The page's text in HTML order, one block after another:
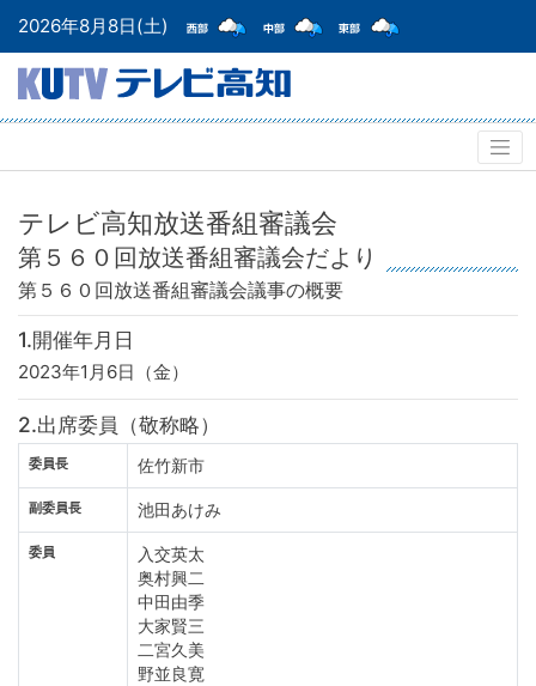
2026年8月8日(土)
テレビ高知放送番組審議会
第５６０回放送番組審議会だより
第５６０回放送番組審議会議事の概要
1.開催年月日
2023年1月6日（金）
2.出席委員（敬称略）
委員長 佐竹新市
副委員長 池田あけみ
委員
入交英太
奥村興二
中田由季
大家賢三
二宮久美
野並良寛